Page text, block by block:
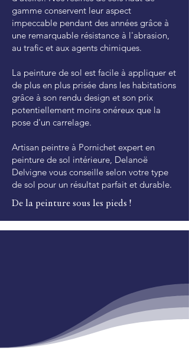
gamme conservent leur aspect
impeccable pendant des années grâce à
une remarquable résistance à l'abrasion,
au trafic et aux agents chimiques.
La peinture de sol est facile à appliquer et
de plus en plus prisée dans les habitations
grâce à son rendu design et son prix
potentiellement moins onéreux que la
pose d'un carrelage.
Artisan peintre à Pornichet expert en
peinture de sol intérieure, Delanoë
Delvigne vous conseille selon votre type
de sol pour un résultat parfait et durable.
De la peinture sous les pieds !